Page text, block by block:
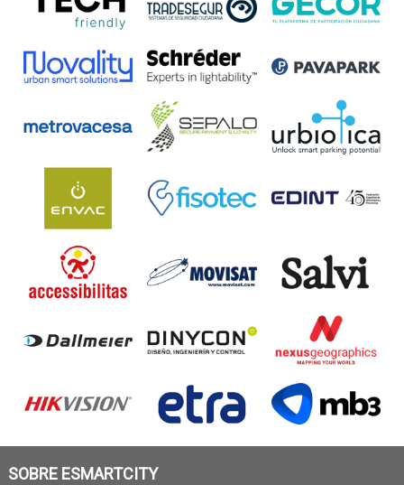
SOBRE ESMARTCITY